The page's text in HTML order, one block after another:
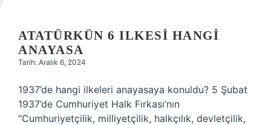
ATATÜRKÜN 6 ILKESI HANGI
ANAYASA
Tarih: Aralık 6, 2024
1937’de hangi ilkeleri anayasaya konuldu? 5 Şubat
1937’de Cumhuriyet Halk Fırkası’nın
“Cumhuriyetçilik, milliyetçilik, halkçılık, devletçilik,